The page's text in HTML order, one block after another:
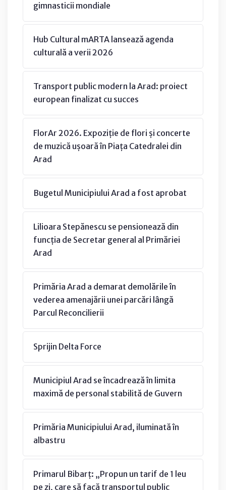
gimnasticii mondiale
Hub Cultural mARTA lansează agenda
culturală a verii 2026
Transport public modern la Arad: proiect
european finalizat cu succes
FlorAr 2026. Expoziție de flori și concerte
de muzică ușoară în Piața Catedralei din
Arad
Bugetul Municipiului Arad a fost aprobat
Lilioara Stepănescu se pensionează din
funcția de Secretar general al Primăriei
Arad
Primăria Arad a demarat demolările în
vederea amenajării unei parcări lângă
Parcul Reconcilierii
Sprijin Delta Force
Municipiul Arad se încadrează în limita
maximă de personal stabilită de Guvern
Primăria Municipiului Arad, iluminată în
albastru
Primarul Bibarț: „Propun un tarif de 1 leu
pe zi, care să facă transportul public